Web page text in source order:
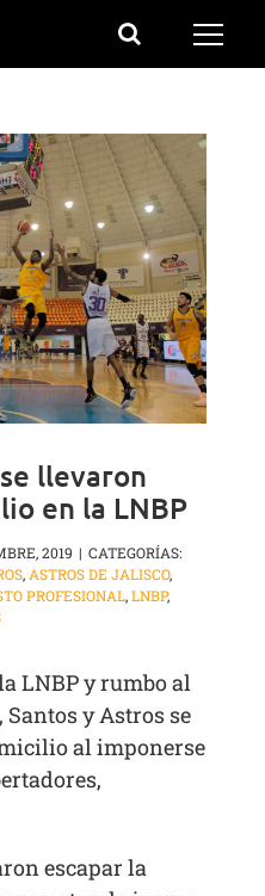
llevaron
en la LNBP
2019 | CATEGORÍAS:
, ASTROS DE JALISCO,
PROFESIONAL,LNBP,
LNBP y rumbo al
y Astros se
al imponerse
escapar la